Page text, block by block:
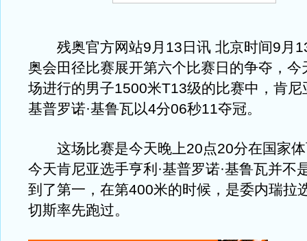
残奥官方网站9月13日讯 北京时间9月
奥会田径比赛展开第六个比赛日的争夺，今
场进行的男子1500米T13级的比赛中，肯尼
基普罗诺·基鲁瓦以4分06秒11夺冠。
这场比赛是今天晚上20点20分在国家体
今天肯尼亚选手亨利·基普罗诺·基鲁瓦并不
到了第一，在第400米的时候，是委内瑞拉
切斯率先跑过。